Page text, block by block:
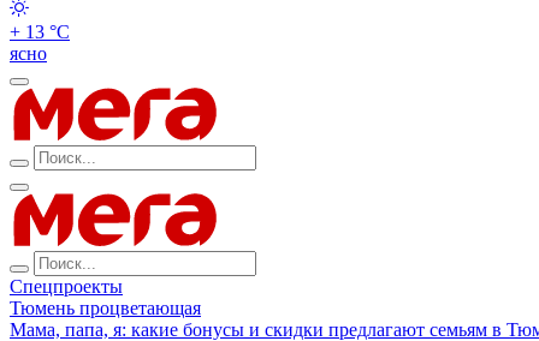
+ 13 °С
ясно
Спецпроекты
Тюмень процветающая
Мама, папа, я: какие бонусы и скидки предлагают семьям в